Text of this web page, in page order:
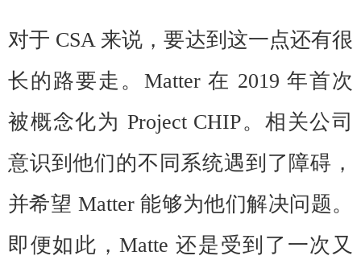
对于 CSA 来说，要达到这一点还有很
长的路要走。Matter 在 2019 年首次
被概念化为 Project CHIP。相关公司
意识到他们的不同系统遇到了障碍，
并希望 Matter 能够为他们解决问题。
即便如此，Matte 还是受到了一次又